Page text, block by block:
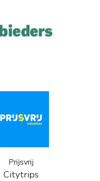
Prijsvrij
Citytrips